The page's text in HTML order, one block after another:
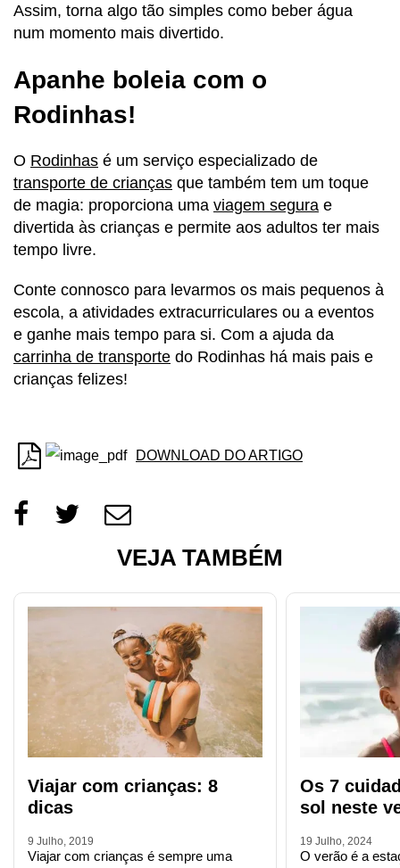
Assim, torna algo tão simples como beber água
num momento mais divertido.
Apanhe boleia com o
Rodinhas!
O Rodinhas é um serviço especializado de
transporte de crianças que também tem um toque
de magia: proporciona uma viagem segura e
divertida às crianças e permite aos adultos ter mais
tempo livre.
Conte connosco para levarmos os mais pequenos à
escola, a atividades extracurriculares ou a eventos
e ganhe mais tempo para si. Com a ajuda da
carrinha de transporte do Rodinhas há mais pais e
crianças felizes!
DOWNLOAD DO ARTIGO
VEJA TAMBÉM
Viajar com crianças: 8
dicas
9 Julho, 2019
Viajar com crianças é sempre uma
Os 7
sol neste
19 Julho, 2024
O verão é a